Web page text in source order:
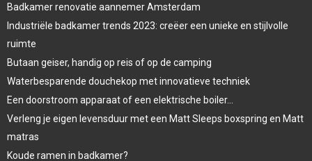
Badkamer renovatie aannemer Amsterdam
Industriële badkamer trends 2023: creëer een unieke en stijlvolle
ruimte
Butaan geiser, handig op reis of op de camping
Waterbesparende douchekop met innovatieve techniek
Een doorstroom apparaat of een elektrische boiler…
Verleng je eigen levensduur met een Matt Sleeps boxspring en Matt
matras
Koude ramen in badkamer?